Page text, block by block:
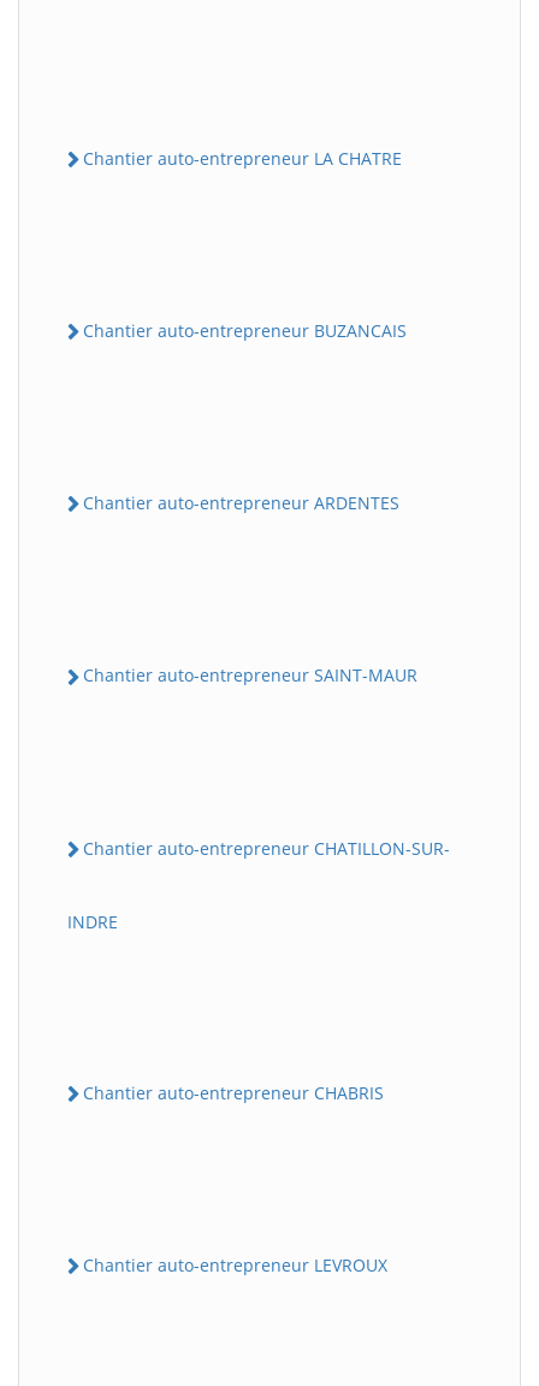
Chantier auto-entrepreneur LA CHATRE
Chantier auto-entrepreneur BUZANCAIS
Chantier auto-entrepreneur ARDENTES
Chantier auto-entrepreneur SAINT-MAUR
Chantier auto-entrepreneur CHATILLON-SUR-
INDRE
Chantier auto-entrepreneur CHABRIS
Chantier auto-entrepreneur LEVROUX